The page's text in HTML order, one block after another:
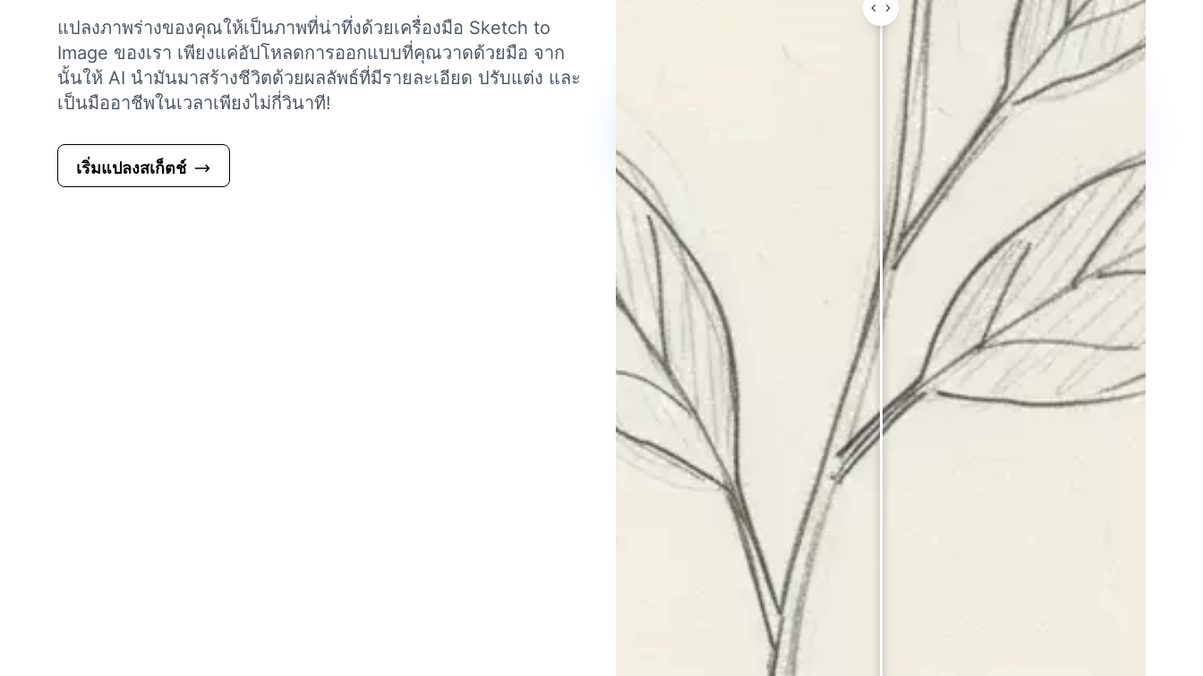
แปลงภาพร่างของคุณให้เป็นภาพที่น่าทึ่งด้วยเครื่องมือ Sketch to
Image ของเรา เพียงแค่อัปโหลดการออกแบบที่คุณวาดด้วยมือ จาก
นั้นให้ AI นำมันมาสร้างชีวิตด้วยผลลัพธ์ที่มีรายละเอียด ปรับแต่ง และ
เป็นมืออาชีพในเวลาเพียงไม่กี่วินาที!
เริ่มแปลงสเก็ตช์